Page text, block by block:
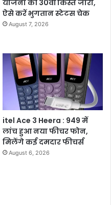
योजना की 30वीं किस्त जारी,
ऐसे करें भुगतान स्टेटस चेक
August 7, 2026
itel Ace 3 Heera : 949 में
लांच हुआ नया फीचर फोन,
मिलेंगे कई दमदार फीचर्स
August 6, 2026